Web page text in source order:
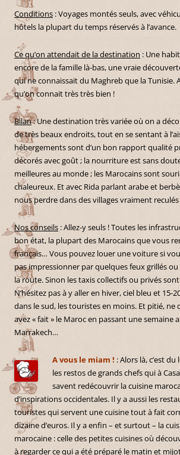
Conditions : Voyages montés seuls, avec
hôtels la plupart du temps réservés à l’avance.
Ce qu’on attendait de la destination : Une
encore de la famille là-bas, une vraie
qui ne connaissait du Maghreb que la Tunisie.
qu’on connait très très bien !
Bilan: Une destination très variée où on a
de très beaux endroits, tout en se sentant à
hébergements sont d’un bon rapport qualité
décorés avec goût ; la nourriture est sans
meilleures au monde ; les Marocains sont
chaleureux. Et avec Rida parlant arabe et
nous perdre dans des villages vraiment
Nos conseils : Allez-y seuls ! Toutes les
bon état, la plupart des Marocains que vous
français… Vous pouvez louer une voiture si
pas impressionner par quelques feux grillés
la route. Sinon les taxis collectifs ou privés
N’hésitez pas à y aller en hiver, ciel bleu et 15-
dans le sud, les touristes en moins. Et pitié, ne
avez « fait » le Maroc en passant une semaine
Marrakech…
A vous le miam ! : Alors là, c’est
les restos de grands chefs qui à
savent redécouvrir la cuisine
d’inspirations occidentales. Il y a aussi les
touristes qui servent une cuisine tout à fait
dizaine d’euros. Il y a enfin – et surtout – la
marocaine : celle des petites cuisines où
à regarder ce qui a été préparé le matin et